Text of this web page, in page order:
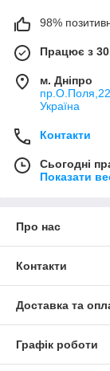
98%
Працює з
м. Дніпро
пр.О.Поля,22,
Україна
Контакти
Сьогодні
Показати
Про нас
Контакти
Доставка та
Графік роботи